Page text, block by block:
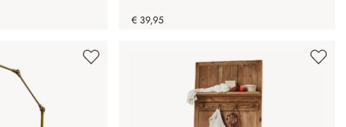
€ 39,95